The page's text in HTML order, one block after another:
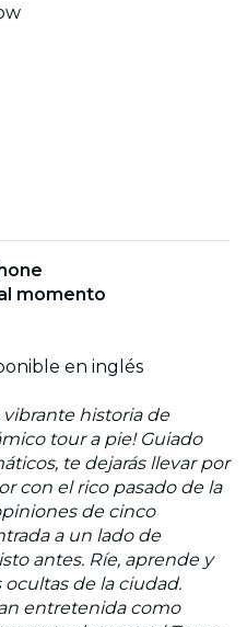
momento
en inglés
historia de
tour a pie! Guiado
te dejarás llevar por
con el rico pasado de la
de cinco
a un lado de
antes. Ríe, aprende y
de la ciudad.
entretenida como